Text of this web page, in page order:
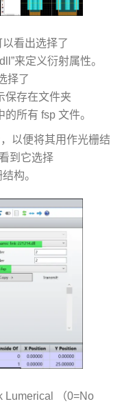
看出选择了
来定义衍射属性。
择了
保存在文件夹
所有 fsp 文件。
以便将其用作光栅结
到它选择
构。
Lumerical （0=No